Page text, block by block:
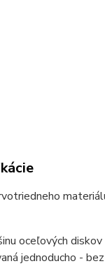
oceľových
jednoducho -